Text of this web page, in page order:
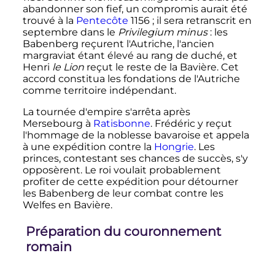
abandonner son fief, un compromis aurait été
trouvé à la Pentecôte 1156 ; il sera retranscrit en
septembre dans le Privilegium minus : les
Babenberg reçurent l'Autriche, l'ancien
margraviat étant élevé au rang de duché, et
Henri le Lionreçut le reste de la Bavière. Cet
accord constitua les fondations de l'Autriche
comme territoire indépendant.
La tournée d'empire s'arrêta après
Mersebourg à Ratisbonne. Frédéric y reçut
l'hommage de la noblesse bavaroise et appela
à une expédition contre la Hongrie. Les
princes, contestant ses chances de succès, s'y
opposèrent. Le roi voulait probablement
profiter de cette expédition pour détourner
les Babenberg de leur combat contre les
Welfes en Bavière.
Préparation du couronnement
romain